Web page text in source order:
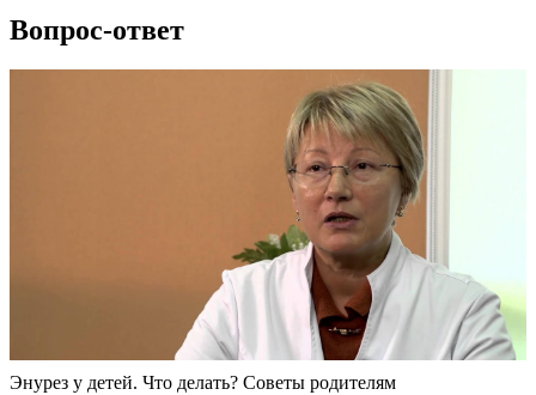
Вопрос-ответ
Энурез у детей. Что делать? Советы родителям